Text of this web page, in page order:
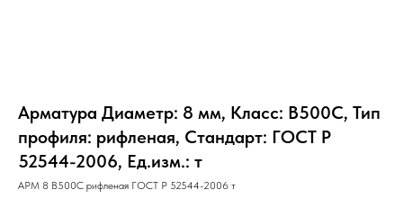
Арматура Диаметр: 8 мм, Класс: В500С, Тип
профиля: рифленая, Стандарт: ГОСТ Р
52544-2006, Ед.изм.: т
АРМ 8 В500С рифленая ГОСТ Р 52544-2006 т